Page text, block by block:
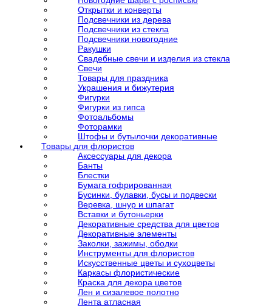
Открытки и конверты
Подсвечники из дерева
Подсвечники из стекла
Подсвечники новогодние
Ракушки
Свадебные свечи и изделия из стекла
Свечи
Товары для праздника
Украшения и бижутерия
Фигурки
Фигурки из гипса
Фотоальбомы
Фоторамки
Штофы и бутылочки декоративные
Товары для флористов
Аксессуары для декора
Банты
Блестки
Бумага гофрированная
Бусинки, булавки, бусы и подвески
Веревка, шнур и шпагат
Вставки и бутоньерки
Декоративные средства для цветов
Декоративные элементы
Заколки, зажимы, ободки
Инструменты для флористов
Искусственные цветы и сухоцветы
Каркасы флористические
Краска для декора цветов
Лен и сизалевое полотно
Лента атласная